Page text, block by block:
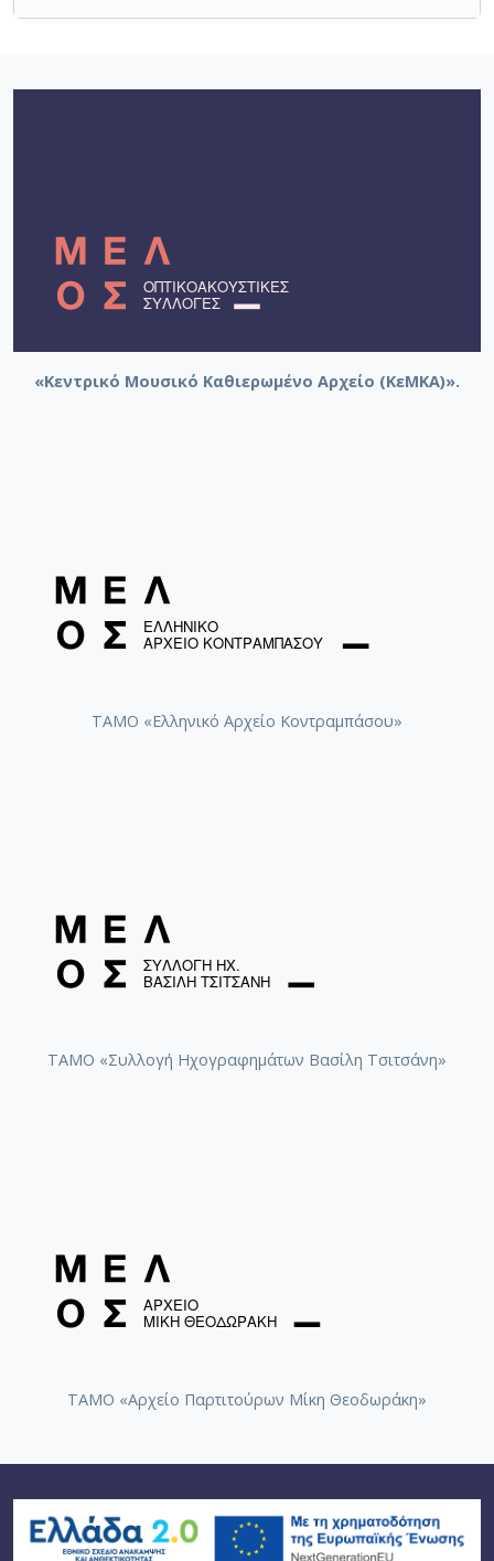
«Κεντρικό Μουσικό Καθιερωμένο Αρχείο (ΚεΜΚΑ)».
ΤΑΜΟ «Ελληνικό Αρχείο Κοντραμπάσου»
ΤΑΜΟ «Συλλογή Ηχογραφημάτων Βασίλη Τσιτσάνη»
ΤΑΜΟ «Αρχείο Παρτιτούρων Μίκη Θεοδωράκη»